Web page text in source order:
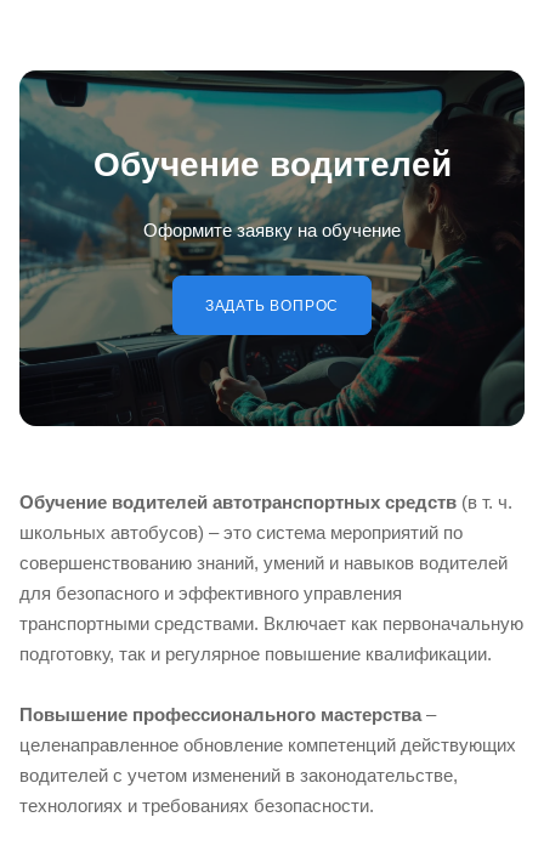
Обучение водителей
Оформите заявку на обучение
ЗАДАТЬ ВОПРОС
Обучение водителей автотранспортных средств (в т. ч.
школьных автобусов) – это система мероприятий по
совершенствованию знаний, умений и навыков водителей
для безопасного и эффективного управления
транспортными средствами. Включает как первоначальную
подготовку, так и регулярное повышение квалификации.
Повышение профессионального мастерства –
целенаправленное обновление компетенций действующих
водителей с учетом изменений в законодательстве,
технологиях и требованиях безопасности.